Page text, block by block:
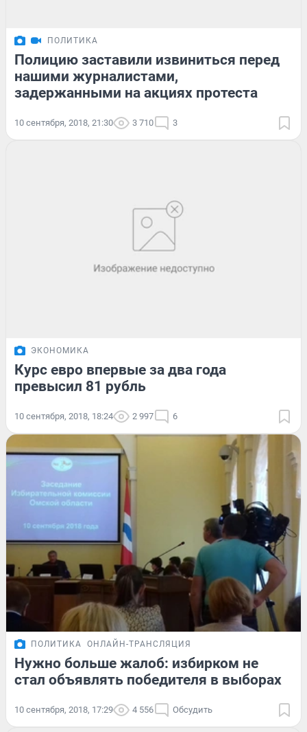
ПОЛИТИКА
Полицию заставили извиниться перед
нашими журналистами,
задержанными на акциях протеста
10 сентября, 2018, 21:30 3 710 3
ЭКОНОМИКА
Курс евро впервые за два года
превысил 81 рубль
10 сентября, 2018, 18:24 2 997 6
ПОЛИТИКА ОНЛАЙН-ТРАНСЛЯЦИЯ
Нужно больше жалоб: избирком не
стал объявлять победителя в выборах
10 сентября, 2018, 17:29 4 556 Обсудить